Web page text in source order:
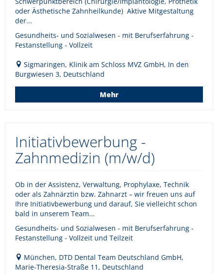
oder Ästhetische Zahnheilkunde) Aktive Mitgestaltung
der...
Gesundheits- und Sozialwesen - mit Berufserfahrung -
Festanstellung - Vollzeit
Sigmaringen, Klinik am Schloss MVZ GmbH, In den
Burgwiesen 3, Deutschland
Mehr
Initiativbewerbung -
Zahnmedizin (m/w/d)
Ob in der Assistenz, Verwaltung, Prophylaxe, Technik
oder als Zahnärztin bzw. Zahnarzt – wir freuen uns auf
Ihre Initiativbewerbung und darauf, Sie vielleicht schon
bald in unserem Team...
Gesundheits- und Sozialwesen - mit Berufserfahrung -
Festanstellung - Vollzeit und Teilzeit
München, DTD Dental Team Deutschland GmbH,
Marie-Theresia-Straße 11, Deutschland